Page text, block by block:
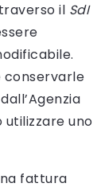
il SdI
conservarle
utilizzare uno
fattura